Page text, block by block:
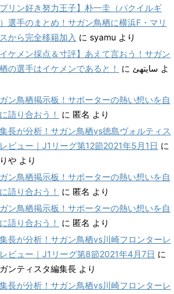
プリン好き努力王子】朴一圭（パクイルギ
選手のまとめ！サガン鳥栖に横浜F・マリ
から完全移籍加入 に syamu より
イケメン採点＆寸評】あえて言おう！サガン
の選手はイケメンであると！
に سایتهئ よ
ン鳥栖掲示板！サポーターの熱い想いを自
語り合おう！
に 匿名 より
長が分析！サガン鳥栖vs徳島ヴォルティス
ビュー｜J1リーグ第12節2021年5月1日 に
や より
ン鳥栖掲示板！サポーターの熱い想いを自
語り合おう！
に 匿名 より
ン鳥栖掲示板！サポーターの熱い想いを自
語り合おう！
に 匿名 より
長が分析！サガン鳥栖vs川崎フロンターレ
ビュー｜J1リーグ第8節2021年4月7日 に
ンティスタ編集長 より
長が分析！サガン鳥栖vs川崎フロンターレ